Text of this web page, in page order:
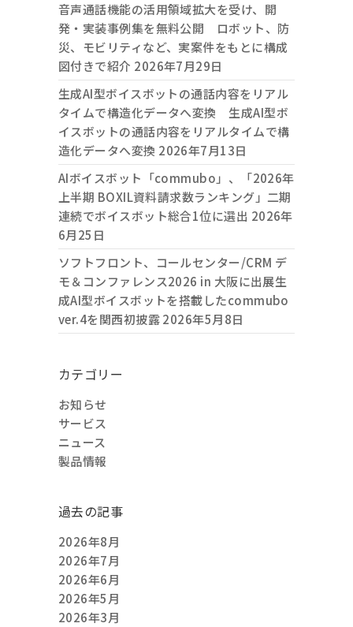
音声通話機能の活用領域拡大を受け、開
発・実装事例集を無料公開 ロボット、防
災、モビリティなど、実案件をもとに構成
図付きで紹介 2026年7月29日
生成AI型ボイスボットの通話内容をリアル
タイムで構造化データへ変換 生成AI型ボ
イスボットの通話内容をリアルタイムで構
造化データへ変換 2026年7月13日
AIボイスボット「commubo」、「2026年
上半期 BOXIL資料請求数ランキング」二期
連続でボイスボット総合1位に選出 2026年
6月25日
ソフトフロント、コールセンター/CRM デ
モ＆コンファレンス2026 in 大阪に出展生
成AI型ボイスボットを搭載したcommubo
ver.4を関西初披露2026年5月8日
カテゴリー
お知らせ
サービス
ニュース
製品情報
過去の記事
2026年8月
2026年7月
2026年6月
2026年5月
2026年3月